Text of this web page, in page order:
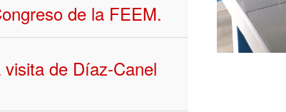
de la FEEM.
de Díaz-Canel